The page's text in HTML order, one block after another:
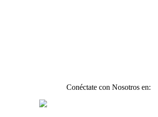
Conéctate con Nosotros en: